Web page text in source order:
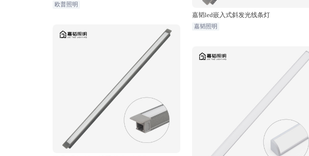
欧普照明
嘉韬led嵌入式斜发光线条灯
嘉韬照明